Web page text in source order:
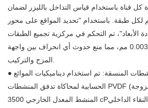
قناة باستخدام قياس التداخل بالليزر لضمان
≤ 0.002 مم لكل طبقة. باستخدام "تحديد المواقع على محور
الأبعاد"، تم التحكم في مركزية تجميع الطبقات
الخمس ضمن نطاق 0.003 مم، مما منع حدوث أي انحراف بين واجهة
المزج والتركيب.
● المنسقة: تم استخدام ديناميكيات الموائع
الحسابية لمحاكاة تدفق المنشطات PVDF (على سبيل المثال، لزوجة
المنشط المعدل الخارجي 3500 cP؛ لزوجة المنشط عالي النقاء الداخلي